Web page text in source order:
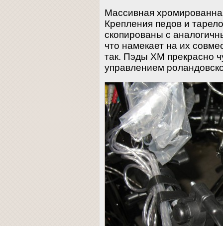
Массивная
Крепления педов и
скопированы с
что намекает на их
так. Пэды XM прекрасно
управлением